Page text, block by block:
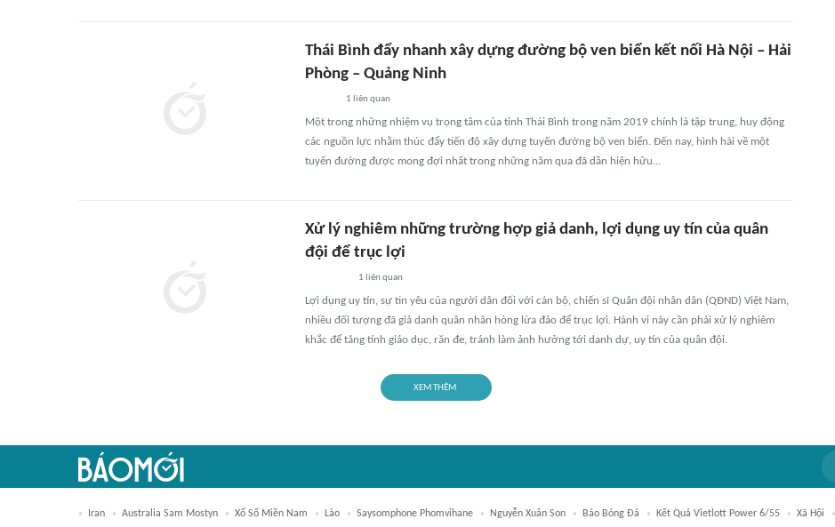
Thái Bình đẩy nhanh xây dựng đường bộ ven biển kết nối Hà Nội – Hải
Phòng – Quảng Ninh
1 liên quan
Một trong những nhiệm vụ trọng tâm của tỉnh Thái Bình trong năm 2019 chính là tập trung, huy động
các nguồn lực nhằm thúc đẩy tiến độ xây dựng tuyến đường bộ ven biển. Đến nay, hình hài về một
tuyến đường được mong đợi nhất trong những năm qua đã dần hiện hữu...
Xử lý nghiêm những trường hợp giả danh, lợi dụng uy tín của quân
đội để trục lợi
1 liên quan
Lợi dụng uy tín, sự tin yêu của người dân đối với cán bộ, chiến sĩ Quân đội nhân dân (QĐND) Việt Nam,
nhiều đối tượng đã giả danh quân nhân hòng lừa đảo để trục lợi. Hành vi này cần phải xử lý nghiêm
khắc để tăng tính giáo dục, răn đe, tránh làm ảnh hưởng tới danh dự, uy tín của quân đội.
XEM THÊM
Iran Australia Sam Mostyn Xổ Số Miền Nam Lào Saysomphone Phomvihane Nguyễn Xuân Son Báo Bóng Đá Kết Quả Vietlott Power 6/55 Xã Hội